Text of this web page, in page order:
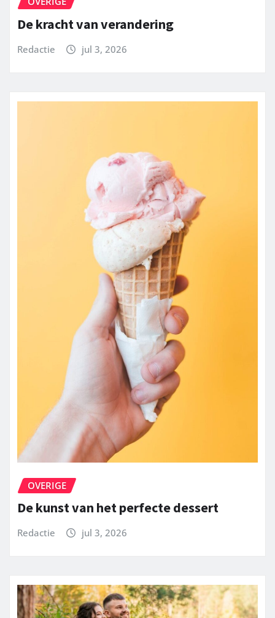
De kracht van verandering
Redactie jul 3, 2026
OVERIGE
De kunst van het perfecte dessert
Redactie jul 3, 2026